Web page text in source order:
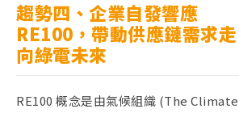
趨勢四、企業自發響應
RE100 ，帶動供應鏈需求走
向綠電未來
RE100 概念是由氣候組織 (The Climate